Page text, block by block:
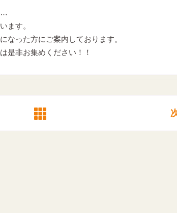
…
ます。
なった方にご案内しております。
是非お集めください！！